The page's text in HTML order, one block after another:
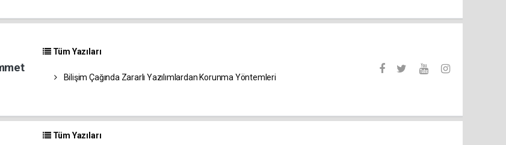
Tüm Yazıları
Bilişim Çağında Zararlı Yazılımlardan Korunma Yöntemleri
Tüm Yazıları